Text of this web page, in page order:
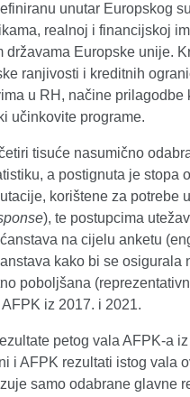
unutar Europskog
realnoj i financijskoj
Europske unije.
ranjivosti i kreditnih
u RH, načine
učinkovite programe.
tisuće nasumično
a postignuta je
korištene za
), te postupcima
na cijelu anketu
kako bi se
poboljšana
iz 2017. i 2021.
petog vala AFPK-a
i AFPK rezultati istog vala
samo odabrane glavne